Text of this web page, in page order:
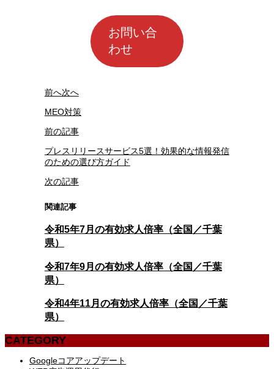
お問い合
わせ
前へ次へ
MEO対策
前の記事
プレスリリースサービス5選！効果的な情報発信
のための選び方ガイド
次の記事
関連記事
令和5年7月の有効求人倍率（全国／千葉
県）
令和7年9月の有効求人倍率（全国／千葉
県）
令和4年11月の有効求人倍率（全国／千葉
県）
CATEGORY
Googleコアアップデート